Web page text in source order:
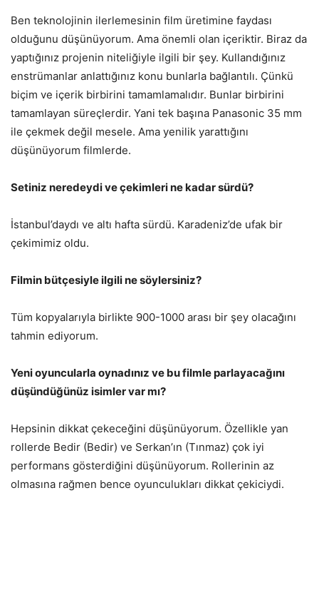
Ben teknolojinin ilerlemesinin film üretimine faydası
olduğunu düşünüyorum. Ama önemli olan içeriktir. Biraz da
yaptığınız projenin niteliğiyle ilgili bir şey. Kullandığınız
enstrümanlar anlattığınız konu bunlarla bağlantılı. Çünkü
biçim ve içerik birbirini tamamlamalıdır. Bunlar birbirini
tamamlayan süreçlerdir. Yani tek başına Panasonic 35 mm
ile çekmek değil mesele. Ama yenilik yarattığını
düşünüyorum filmlerde.
Setiniz neredeydi ve çekimleri ne kadar sürdü?
İstanbul’daydı ve altı hafta sürdü. Karadeniz’de ufak bir
çekimimiz oldu.
Filmin bütçesiyle ilgili ne söylersiniz?
Tüm kopyalarıyla birlikte 900-1000 arası bir şey olacağını
tahmin ediyorum.
Yeni oyuncularla oynadınız ve bu filmle parlayacağını
düşündüğünüz isimler var mı?
Hepsinin dikkat çekeceğini düşünüyorum. Özellikle yan
rollerde Bedir (Bedir) ve Serkan’ın (Tınmaz) çok iyi
performans gösterdiğini düşünüyorum. Rollerinin az
olmasına rağmen bence oyunculukları dikkat çekiciydi.